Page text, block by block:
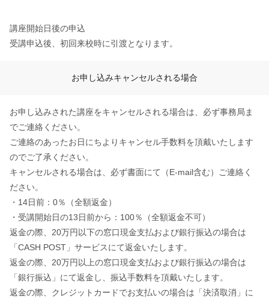
講座開始日後の申込
受講申込後、初回来校時に引渡となります。
お申し込みキャンセルされる場合
お申し込みされた講座をキャンセルされる場合は、必ず事務局ま
でご連絡ください。
ご連絡のあったお日にちよりキャンセル手数料を頂戴いたします
のでご了承ください。
キャンセルされる場合は、必ず書面にて（E-mail含む）ご連絡く
ださい。
・14日前：0％（全額返金）
・受講開始日の13日前から：100％（全額返金不可）
返金の際、20万円以下の窓口現金支払および銀行振込の場合は
「CASH POST」サービスにて返金いたします。
返金の際、20万円以上の窓口現金支払および銀行振込の場合は
「銀行振込」にて返金し、振込手数料を頂戴いたします。
返金の際、クレジットカードでお支払いの場合は「決済取消」に